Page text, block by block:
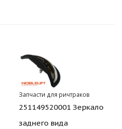
Запчасти для ричтраков
251149520001 Зеркало
заднего вида